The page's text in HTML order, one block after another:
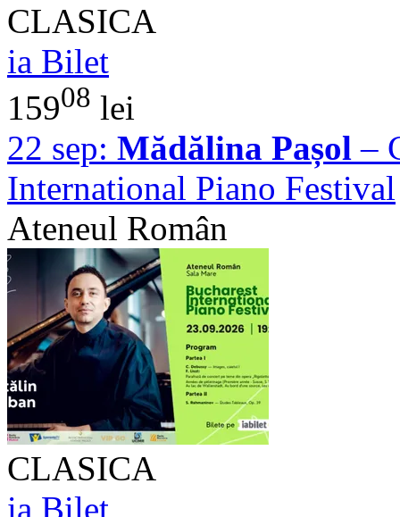
CLASICA
ia Bilet
15908 lei
22 sep: Mădălina Pașol –
International Piano Festival
Ateneul Român
CLASICA
ia Bilet